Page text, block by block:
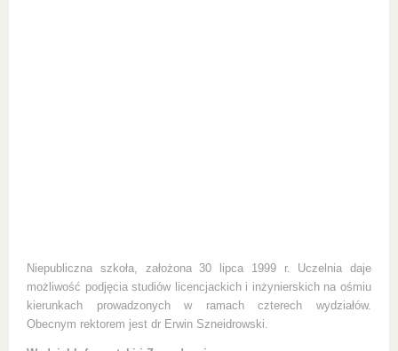
Niepubliczna szkoła, założona 30 lipca 1999 r. Uczelnia daje
możliwość podjęcia studiów licencjackich i inżynierskich na ośmiu
kierunkach prowadzonych w ramach czterech wydziałów.
Obecnym rektorem jest dr Erwin Szneidrowski.